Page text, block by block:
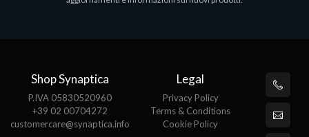
Shop Synaptica
P.IVA 05830520960
+39 02 00704272
customercare@synaptica.info
Legal
Privacy Policy
Terms & Conditions
Cookie Policy